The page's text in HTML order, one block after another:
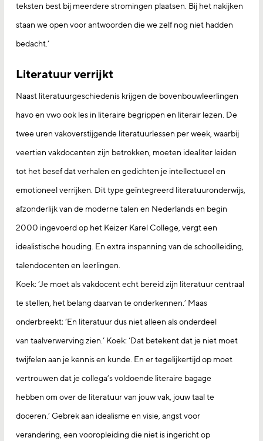
teksten best bij meerdere stromingen plaatsen. Bij het nakijken
staan we open voor antwoorden die we zelf nog niet hadden
bedacht.’
Literatuur verrijkt
Naast literatuurgeschiedenis krijgen de bovenbouwleerlingen
havo en vwo ook les in literaire begrippen en literair lezen. De
twee uren vakoverstijgende literatuurlessen per week, waarbij
veertien vakdocenten zijn betrokken, moeten idealiter leiden
tot het besef dat verhalen en gedichten je intellectueel en
emotioneel verrijken. Dit type geïntegreerd literatuuronderwijs,
afzonderlijk van de moderne talen en Nederlands en begin
2000 ingevoerd op het Keizer Karel College, vergt een
idealistische houding. En extra inspanning van de schoolleiding,
talendocenten en leerlingen.
Koek: ‘Je moet als vakdocent echt bereid zijn literatuur centraal
te stellen, het belang daarvan te onderkennen.’ Maas
onderbreekt: ‘En literatuur dus niet alleen als onderdeel
van taalverwerving zien.’ Koek: ‘Dat betekent dat je niet moet
twijfelen aan je kennis en kunde. En er tegelijkertijd op moet
vertrouwen dat je collega’s voldoende literaire bagage
hebben om over de literatuur van jouw vak, jouw taal te
doceren.’ Gebrek aan idealisme en visie, angst voor
verandering, een vooropleiding die niet is ingericht op